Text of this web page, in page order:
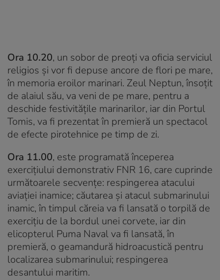
Ora 10.20, un sobor de preoți va oficia serviciul
religios și vor fi depuse ancore de flori pe mare,
în memoria eroilor marinari. Zeul Neptun, însoțit
de alaiul său, va veni de pe mare, pentru a
deschide festivitățile marinarilor, iar din Portul
Tomis, va fi prezentat în premieră un spectacol
de efecte pirotehnice pe timp de zi.
Ora 11.00, este programată începerea
exercițiului demonstrativ FNR 16, care cuprinde
următoarele secvențe: respingerea atacului
aviației inamice; căutarea și atacul submarinului
inamic, în timpul căreia va fi lansată o torpilă de
exercițiu de la bordul unei corvete, iar din
elicopterul Puma Naval va fi lansată, în
premieră, o geamandură hidroacustică pentru
localizarea submarinului; respingerea
desantului maritim.